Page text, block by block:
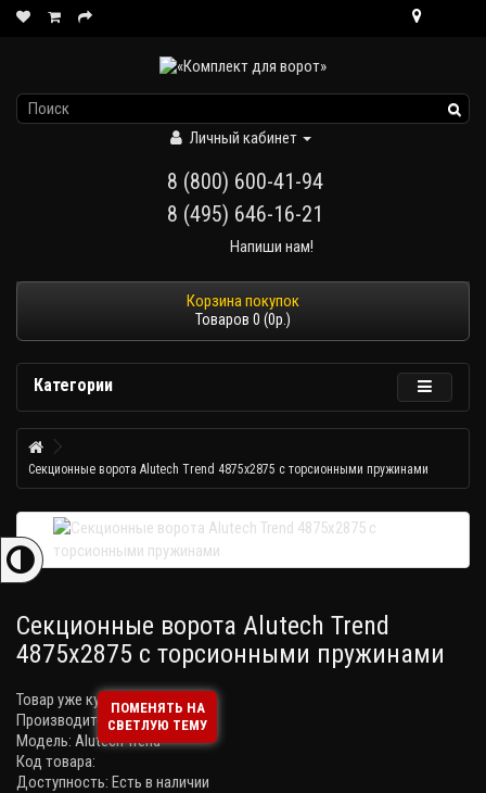
ПОМЕНЯТЬ НА
СВЕТЛУЮ ТЕМУ
Личный кабинет
8 (800) 600-41-94
8 (495) 646-16-21
Напиши нам!
Товаров 0 (0р.)
Категории
Секционные ворота Alutech Trend 4875х2875 с торсионными пружинами
Секционные ворота Alutech Trend
4875х2875 с торсионными пружинами
Товар уже купили:1 раз(а)
Производитель:Alutech
Модель: Alutech Trend
Код товара:
Доступность: Есть в наличии